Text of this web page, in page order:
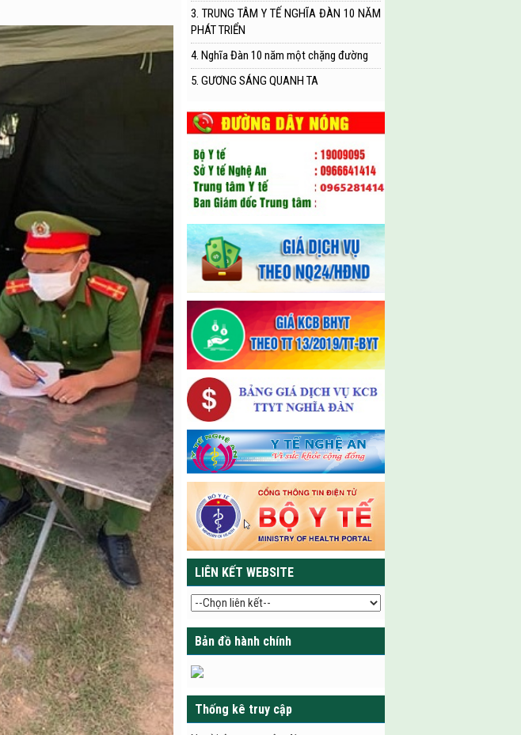
3. TRUNG TÂM Y TẾ NGHĨA ĐÀN 10 NĂM
PHÁT TRIỂN
4. Nghĩa Đàn 10 năm một chặng đường
5. GƯƠNG SÁNG QUANH TA
LIÊN KẾT WEBSITE
Bản đồ hành chính
Thống kê truy cập